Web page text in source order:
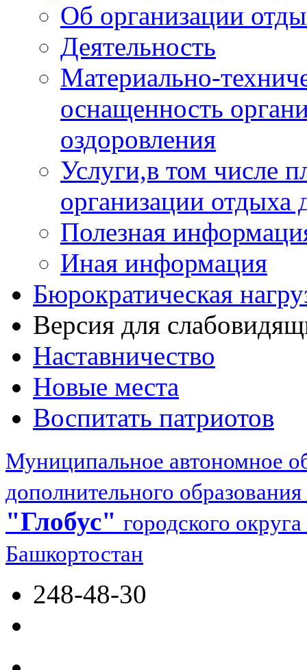
Об организации
Деятельность
Материально-
оснащенность
оздоровления
Услуги,в том числе
организации отдыха
Полезная
Иная информация
Бюрократическая
Версия для
Наставничество
Новые места
Воспитать патриотов
Муниципальное автономное
дополнительного образования
"Глобус" городского
Башкортостан
248-48-30